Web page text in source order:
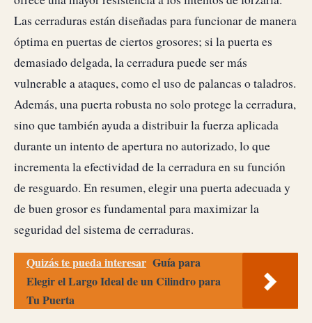
Las cerraduras están diseñadas para funcionar de manera
óptima en puertas de ciertos grosores; si la puerta es
demasiado delgada, la cerradura puede ser más
vulnerable a ataques, como el uso de palancas o taladros.
Además, una puerta robusta no solo protege la cerradura,
sino que también ayuda a distribuir la fuerza aplicada
durante un intento de apertura no autorizado, lo que
incrementa la efectividad de la cerradura en su función
de resguardo. En resumen, elegir una puerta adecuada y
de buen grosor es fundamental para maximizar la
seguridad del sistema de cerraduras.
Quizás te pueda interesar Guía para
Elegir el Largo Ideal de un Cilindro para
Tu Puerta